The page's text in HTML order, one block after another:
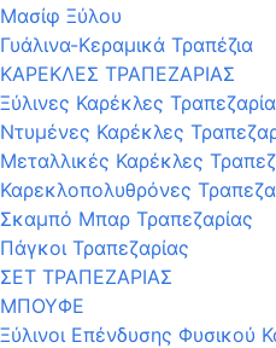
Μασίφ Ξύλου
Γυάλινα-Κεραμικά Τραπέζια
ΚΑΡΕΚΛΕΣ ΤΡΑΠΕΖΑΡΙΑΣ
Ξύλινες Καρέκλες
Ντυμένες Καρέκλες
Μεταλλικές Καρέκλες
Καρεκλοπολυθρόνες
Σκαμπό Μπαρ Τραπεζαρίας
Πάγκοι Τραπεζαρίας
ΣΕΤ ΤΡΑΠΕΖΑΡΙΑΣ
ΜΠΟΥΦΕ
Ξύλινοι Επένδυσης Φυσικού